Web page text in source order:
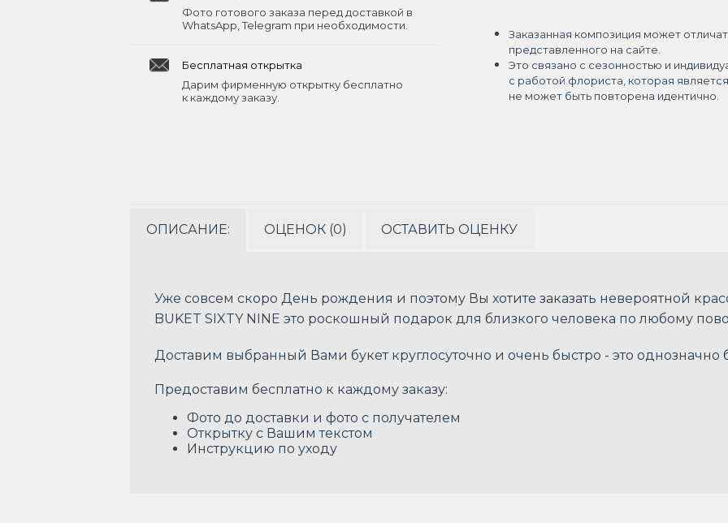
Фото готового заказа перед доставкой в
WhatsApp, Telegram при необходимости.
Бесплатная открытка
Дарим фирменную открытку бесплатно
к каждому заказу.
Заказанная композиция может
представленного на сайте.
Это связано с сезонностью и
с работой флориста, которая
не может быть повторена идентично.
ОПИСАНИЕ: ОЦЕНОК (0) ОСТАВИТЬ ОЦЕНКУ
Уже совсем скоро День рождения и поэтому Вы хотите заказать невероятной
BUKET SIXTY NINE это роскошный подарок для близкого человека по любому
Доставим выбранный Вами букет круглосуточно и очень быстро - это
Предоставим бесплатно к каждому заказу:
Фото до доставки и фото с получателем
Открытку с Вашим текстом
Инструкцию по уходу